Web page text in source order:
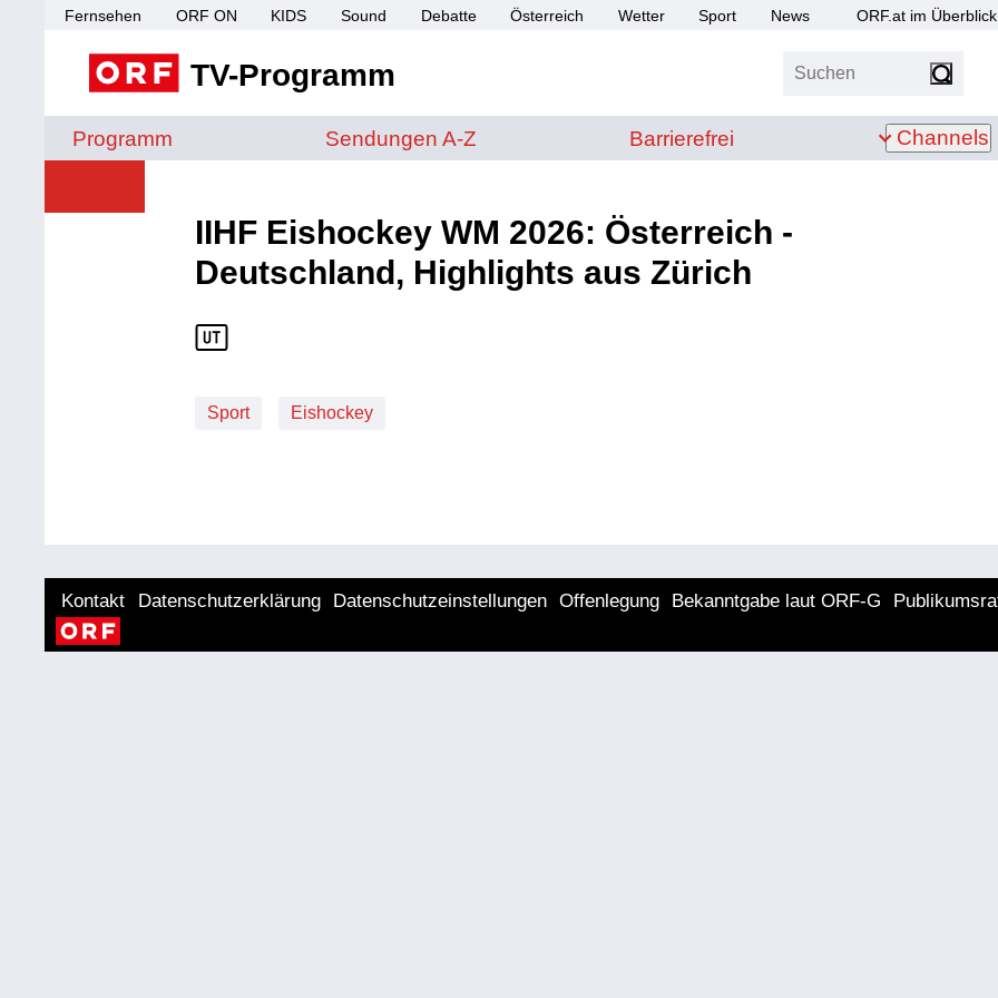
Fernsehen ORF ON KIDS Sound Debatte Österreich Wetter Sport News ORF.at im Überblick
TV-Programm Suchen
Programm Sendungen von A bis Z
Sendungen A-Z Barrierefrei
Barrierefrei Channels
IIHF Eishockey WM 2026: Österreich -
Deutschland, Highlights aus Zürich
Sport Eishockey
Kontakt Datenschutzerklärung Datenschutzeinstellungen Offenlegung Bekanntgabe laut ORF-G